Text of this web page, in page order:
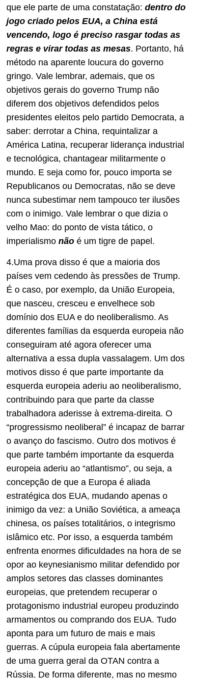
que ele parte de uma constatação: dentro do
jogo criado pelos EUA, a China está
vencendo, logo é preciso rasgar todas as
regras e virar todas as mesas. Portanto, há
método na aparente loucura do governo
gringo. Vale lembrar, ademais, que os
objetivos gerais do governo Trump não
diferem dos objetivos defendidos pelos
presidentes eleitos pelo partido Democrata, a
saber: derrotar a China, requintalizar a
América Latina, recuperar liderança industrial
e tecnológica, chantagear militarmente o
mundo. E seja como for, pouco importa se
Republicanos ou Democratas, não se deve
nunca subestimar nem tampouco ter ilusões
com o inimigo. Vale lembrar o que dizia o
velho Mao: do ponto de vista tático, o
imperialismo não é um tigre de papel.
4.Uma prova disso é que a maioria dos
países vem cedendo às pressões de Trump.
É o caso, por exemplo, da União Europeia,
que nasceu, cresceu e envelhece sob
domínio dos EUA e do neoliberalismo. As
diferentes famílias da esquerda europeia não
conseguiram até agora oferecer uma
alternativa a essa dupla vassalagem. Um dos
motivos disso é que parte importante da
esquerda europeia aderiu ao neoliberalismo,
contribuindo para que parte da classe
trabalhadora aderisse à extrema-direita. O
“progressismo neoliberal” é incapaz de barrar
o avanço do fascismo. Outro dos motivos é
que parte também importante da esquerda
europeia aderiu ao “atlantismo”, ou seja, a
concepção de que a Europa é aliada
estratégica dos EUA, mudando apenas o
inimigo da vez: a União Soviética, a ameaça
chinesa, os países totalitários, o integrismo
islâmico etc. Por isso, a esquerda também
enfrenta enormes dificuldades na hora de se
opor ao keynesianismo militar defendido por
amplos setores das classes dominantes
europeias, que pretendem recuperar o
protagonismo industrial europeu produzindo
armamentos ou comprando dos EUA. Tudo
aponta para um futuro de mais e mais
guerras. A cúpula europeia fala abertamente
de uma guerra geral da OTAN contra a
Rússia. De forma diferente, mas no mesmo